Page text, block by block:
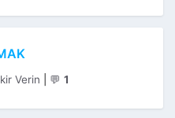
Verin 💬 1